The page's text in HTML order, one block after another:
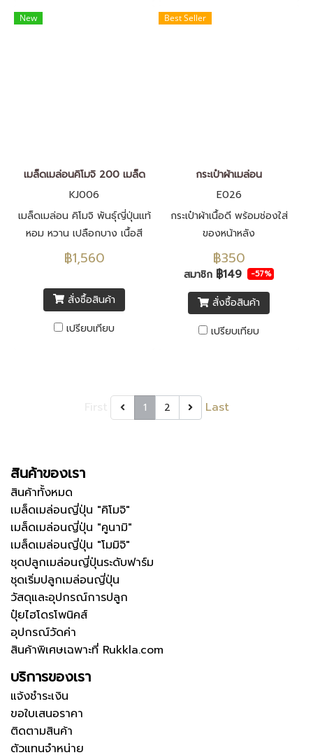
New
เมล็ดเมล่อนคิโมจิ 200 เมล็ด
KJ006
เมล็ดเมล่อน คิโมจิ พันธุ์ญี่ปุ่นแท้
หอม หวาน เปลือกบาง เนื้อสี
เขียว きもじ เมล็ดพันธุ์นำเข้า
จากประเทศญี่ปุ่น F1 ทั้งหมด
฿1,560
สั่งซื้อสินค้า
เปรียบเทียบ
Best Seller
กระเป๋าผ้าเมล่อน
E026
กระเป๋าผ้าเนื้อดี พร้อมช่องใส่
ของหน้าหลัง
฿350
สมาชิก ฿149 -57%
สั่งซื้อสินค้า
เปรียบเทียบ
1 2 Last
สินค้าของเรา
สินค้าทั้งหมด
เมล็ดเมล่อนญี่ปุ่น "คิโมจิ"
เมล็ดเมล่อนญี่ปุ่น "คูนามิ"
เมล็ดเมล่อนญี่ปุ่น "โมมิจิ"
ชุดปลูกเมล่อนญี่ปุ่นระดับฟาร์ม
ชุดเริ่มปลูกเมล่อนญี่ปุ่น
วัสดุและอุปกรณ์การปลูก
ปุ๋ยไฮโดรโพนิคส์
อุปกรณ์วัดค่า
สินค้าพิเศษเฉพาะที่ Rukkla.com
บริการของเรา
แจ้งชำระเงิน
ขอใบเสนอราคา
ติดตามสินค้า
ตัวแทนจำหน่าย